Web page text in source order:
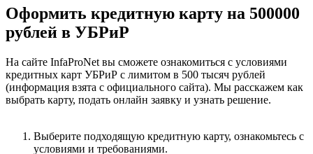
Оформить кредитную карту на 500000
рублей в УБРиР
На сайте InfaProNet вы сможете ознакомиться с условиями
кредитных карт УБРиР с лимитом в 500 тысяч рублей
(информация взята с официального сайта). Мы расскажем как
выбрать карту, подать онлайн заявку и узнать решение.
Выберите подходящую кредитную карту, ознакомьтесь с
условиями и требованиями.